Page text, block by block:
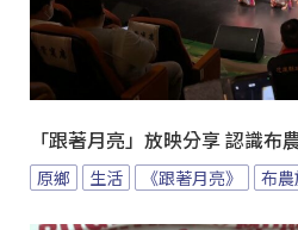
「跟著月亮」放映分享 認識布
原鄉 生活 《跟著月亮》 布農